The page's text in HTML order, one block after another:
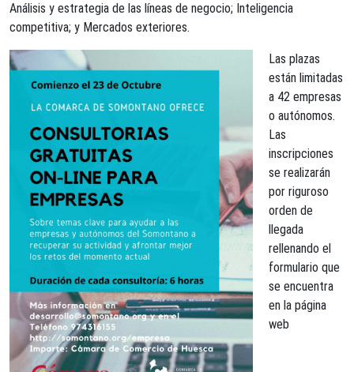
Análisis y estrategia de las líneas de negocio; Inteligencia
competitiva; y Mercados exteriores.
Las plazas
están limitadas
a 42 empresas
o autónomos.
Las
inscripciones
se realizarán
por riguroso
orden de
llegada
rellenando el
formulario que
se encuentra
en la página
web